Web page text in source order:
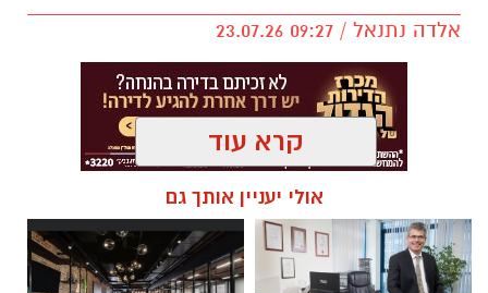
אלדה נתנאל / 09:27 23.07.26
קרא עוד
אולי יעניין אותך גם